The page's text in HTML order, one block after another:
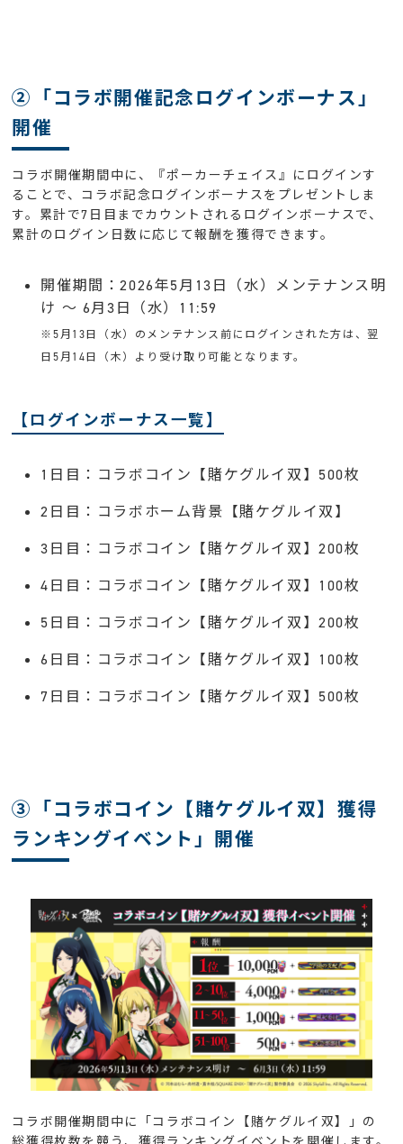
②「コラボ開催記念ログインボーナス」
開催
コラボ開催期間中に、『ポーカーチェイス』にログインす
ることで、コラボ記念ログインボーナスをプレゼントしま
す。累計で7日目までカウントされるログインボーナスで、
累計のログイン日数に応じて報酬を獲得できます。
開催期間：2026年5月13日（水）メンテナンス明
け 〜 6月3日（水）11:59
※5月13日（水）のメンテナンス前にログインされた方は、翌
日5月14日（木）より受け取り可能となります。
【ログインボーナス一覧】
1日目：コラボコイン【賭ケグルイ双】500枚
2日目：コラボホーム背景【賭ケグルイ双】
3日目：コラボコイン【賭ケグルイ双】200枚
4日目：コラボコイン【賭ケグルイ双】100枚
5日目：コラボコイン【賭ケグルイ双】200枚
6日目：コラボコイン【賭ケグルイ双】100枚
7日目：コラボコイン【賭ケグルイ双】500枚
③「コラボコイン【賭ケグルイ双】獲得
ランキングイベント」開催
コラボ開催期間中に「コラボコイン【賭ケグルイ双】」の